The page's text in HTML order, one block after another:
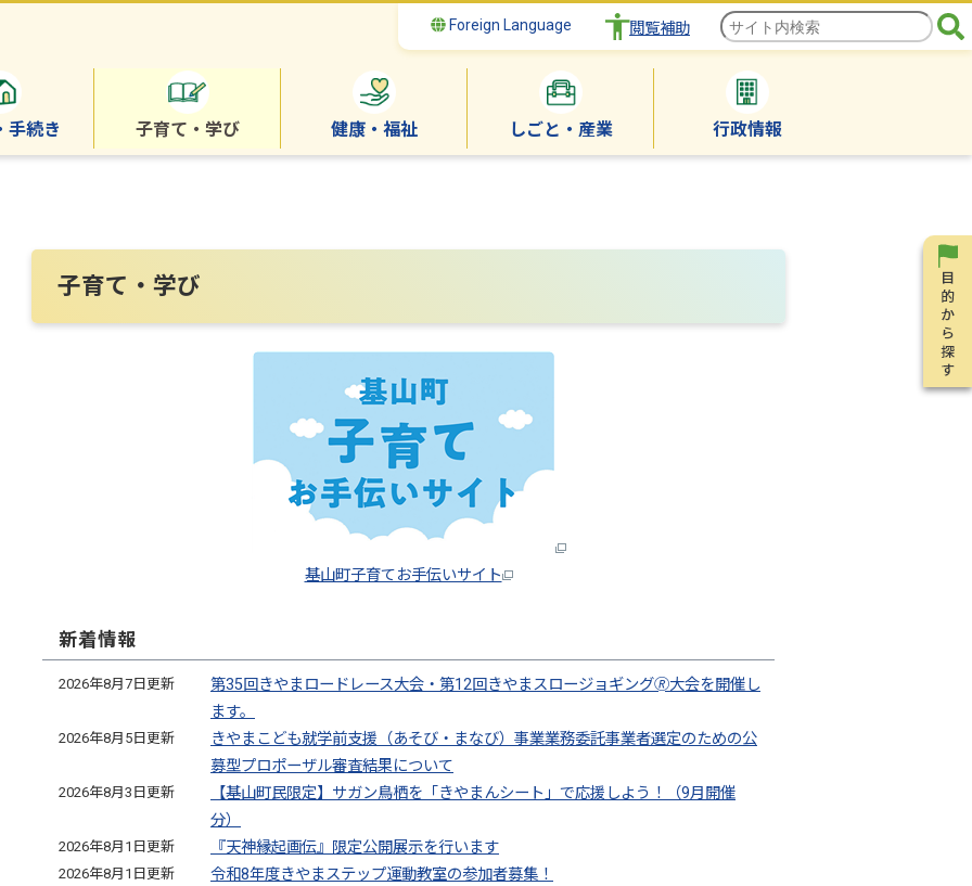
Foreign Language 閲覧補助
手続き 子育て・学び 健康・福祉 しごと・産業 行政情報
子育て・学び
基山町子育てお手伝いサイト
新着情報
2026年8月7日更新
第35回きやまロードレース大会・第12回きやまスロージョギング🄬大会を開催し
ます。
2026年8月5日更新
きやまこども就学前支援（あそび・まなび）事業業務委託事業者選定のための公
募型プロポーザル審査結果について
2026年8月3日更新
【基山町民限定】サガン鳥栖を「きやまんシート」で応援しよう！（9月開催
分）
2026年8月1日更新 『天神縁起画伝』限定公開展示を行います
2026年8月1日更新 令和8年度きやまステップ運動教室の参加者募集！